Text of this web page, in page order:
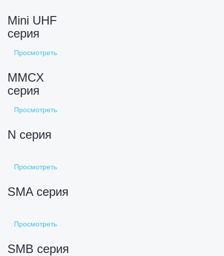
Mini UHF
серия
Просмотреть
MMCX
серия
Просмотреть
N серия
Просмотреть
SMA серия
Просмотреть
SMB серия